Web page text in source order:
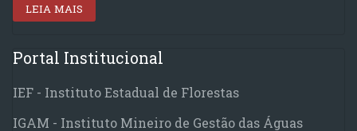
LEIA MAIS
Portal Institucional
IEF - Instituto Estadual de Florestas
IGAM - Instituto Mineiro de Gestão das Águas